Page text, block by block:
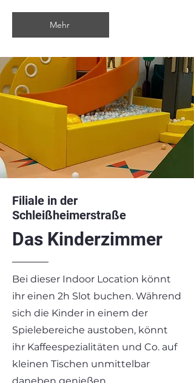
Mehr
Filiale in der
Schleißheimerstraße
Das Kinderzimmer
Bei dieser Indoor Location könnt
ihr einen 2h Slot buchen. Während
sich die Kinder in einem der
Spielebereiche austoben, könnt
ihr Kaffeespezialitäten und Co. auf
kleinen Tischen unmittelbar